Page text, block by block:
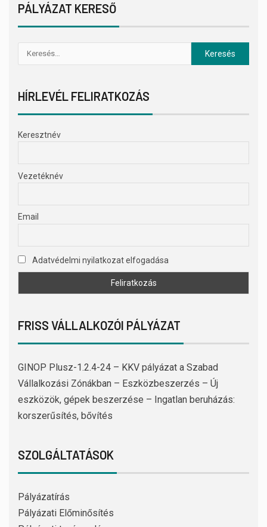
PÁLYÁZAT KERESŐ
HÍRLEVÉL FELIRATKOZÁS
Keresztnév
Vezetéknév
Email
Adatvédelmi nyilatkozat elfogadása
FRISS VÁLLALKOZÓI PÁLYÁZAT
GINOP Plusz-1.2.4-24 – KKV pályázat a Szabad
Vállalkozási Zónákban – Eszközbeszerzés – Új
eszközök, gépek beszerzése – Ingatlan beruházás:
korszerűsítés, bővítés
SZOLGÁLTATÁSOK
Pályázatírás
Pályázati Előminősítés